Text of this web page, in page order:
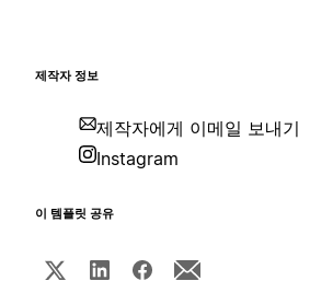
제작자 정보
제작자에게 이메일 보내기
Instagram
이 템플릿 공유